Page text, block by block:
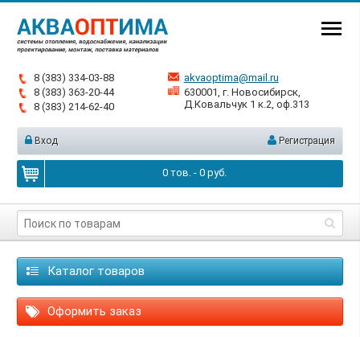
8 (383) 334-03-88
8 (383) 363-20-44
8 (383) 214-62-40
akvaoptima@mail.ru
630001, г. Новосибирск,
Д.Ковальчук 1 к.2, оф.313
Вход Регистрация
0тов. - 0руб.
Каталог товаров
Оформить заказ